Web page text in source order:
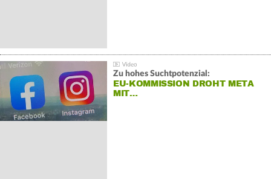
Zu hohes Suchtpotenzial:
EU-KOMMISSION DROHT META
MIT…